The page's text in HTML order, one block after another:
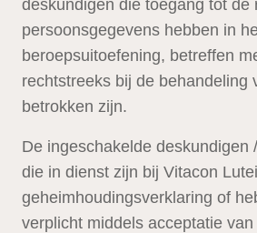
deskundigen die toegang tot de
persoonsgegevens hebben in
beroepsuitoefening, betreffen
rechtstreeks bij de behandeling
betrokken zijn.
De ingeschakelde deskundigen
die in dienst zijn bij Vitacon
geheimhoudingsverklaring of
verplicht middels acceptatie van